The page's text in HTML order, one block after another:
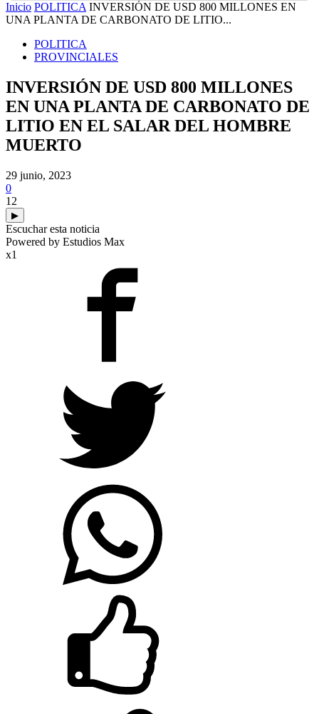
Inicio POLITICA INVERSIÓN DE USD 800 MILLONES EN
UNA PLANTA DE CARBONATO DE LITIO...
POLITICA
PROVINCIALES
INVERSIÓN DE USD 800 MILLONES
EN UNA PLANTA DE CARBONATO DE
LITIO EN EL SALAR DEL HOMBRE
MUERTO
29 junio, 2023
0
12
▶
Escuchar esta noticia
Powered by Estudios Max
x1